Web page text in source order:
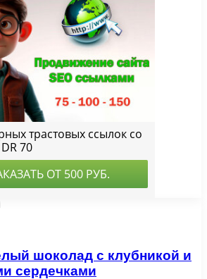
шоколад с клубникой и
сердечками